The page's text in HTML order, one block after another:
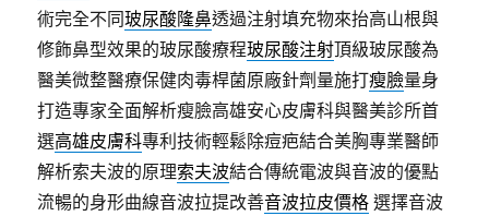
術完全不同玻尿酸隆鼻透過注射填充物來抬高山根與
修飾鼻型效果的玻尿酸療程玻尿酸注射頂級玻尿酸為
醫美微整醫療保健肉毒桿菌原廠針劑量施打瘦臉量身
打造專家全面解析瘦臉高雄安心皮膚科與醫美診所首
選高雄皮膚科專利技術輕鬆除痘疤結合美胸專業醫師
解析索夫波的原理索夫波結合傳統電波與音波的優點
流暢的身形曲線音波拉提改善音波拉皮價格 選擇音波